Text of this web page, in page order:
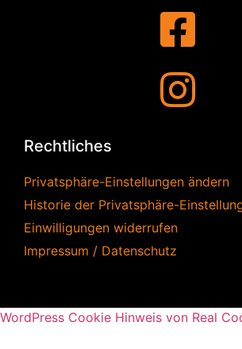
Rechtliches
Privatsphäre-Einstellungen ändern
Historie der Privatsphäre-
Einwilligungen widerrufen
Impressum / Datenschutz
WordPress Cookie Hinweis von Real